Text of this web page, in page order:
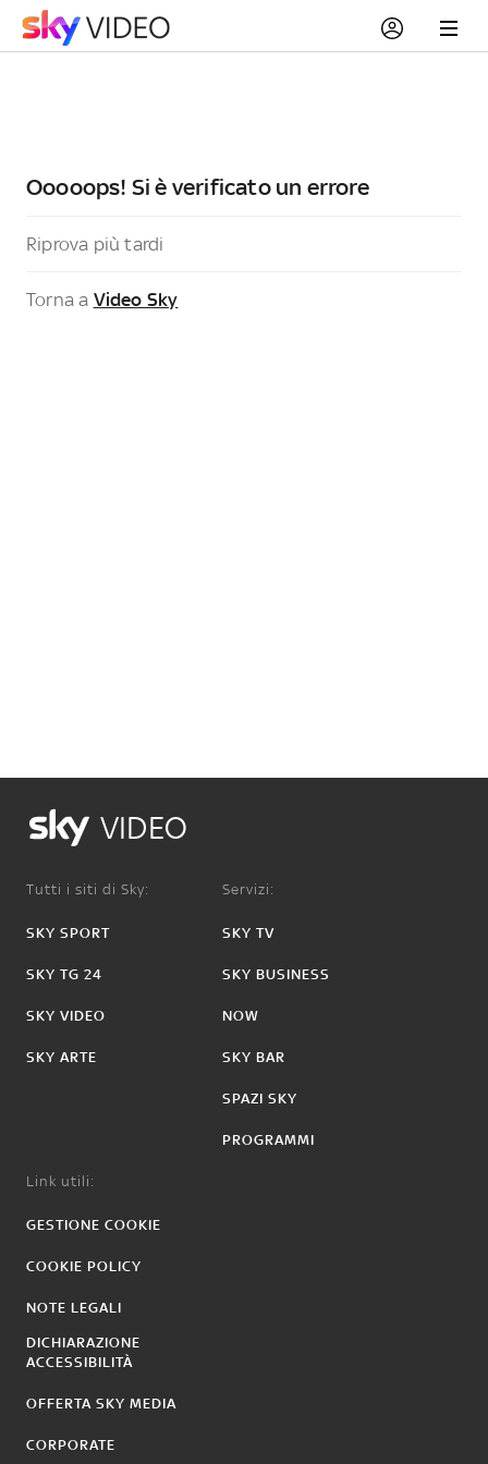
Ooooops! Si è verificato un errore
Riprova più tardi
Torna a Video Sky
VIDEO
Tutti i siti di Sky:
SKY SPORT
SKY TG 24
SKY VIDEO
SKY ARTE
Servizi:
SKY TV
SKY BUSINESS
NOW
SKY BAR
SPAZI SKY
PROGRAMMI
Link utili:
GESTIONE COOKIE
COOKIE POLICY
NOTE LEGALI
DICHIARAZIONE
ACCESSIBILITÀ
OFFERTA SKY MEDIA
CORPORATE